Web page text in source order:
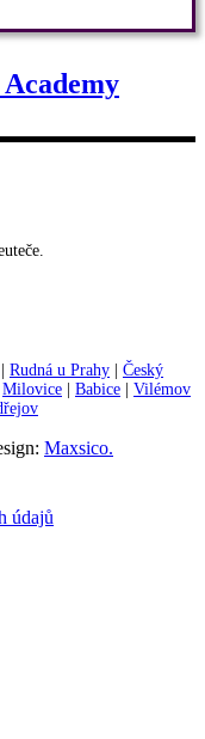
Academy
| Rudná u Prahy | Český
Milovice | Babice | Vilémov
Maxsico.
údajů